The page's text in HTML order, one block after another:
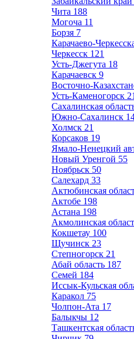
Чита 188
Могоча 11
Борзя 7
Карачаево-
Черкесск 121
Усть-Джегута 18
Карачаевск 9
Восточно-
Усть-Каменогорск
Сахалинская
Южно-Сахалинск
Холмск 21
Корсаков 19
Ямало-Ненецкий
Новый Уренгой 55
Ноябрьск 50
Салехард 33
Актюбинская
Актобе 198
Астана 198
Акмолинская
Кокшетау 100
Щучинск 23
Степногорск 21
Абай область 187
Семей 184
Иссык-Кульская
Каракол 75
Чолпон-Ата 17
Балыкчы 12
Ташкентская